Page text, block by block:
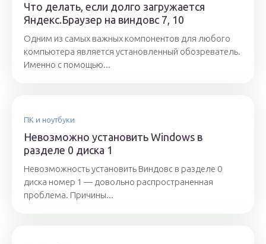
Что делать, если долго загружается
Яндекс.Браузер на виндовс 7, 10
Одним из самых важных компонентов для любого
компьютера является установленный обозреватель.
Именно с помощью...
ПК и ноутбуки
Невозможно установить Windows в
разделе 0 диска 1
Невозможность установить Виндовс в разделе 0
диска номер 1 — довольно распространенная
проблема. Причины...